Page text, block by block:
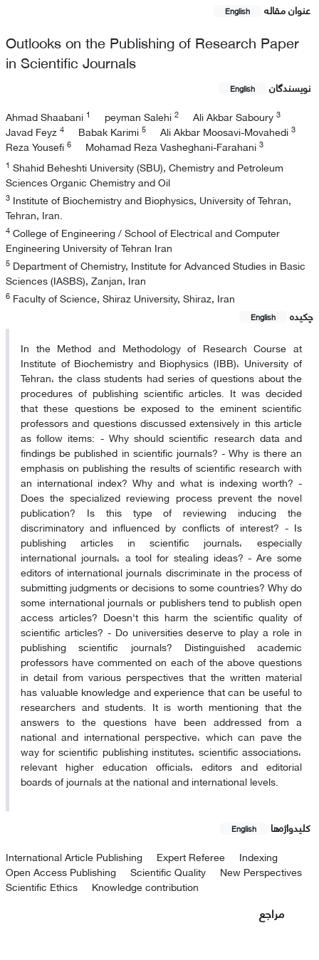
عنوان مقاله English
Outlooks on the Publishing of Research Paper
in Scientific Journals
نویسندگان English
Ahmad Shaabani 1 peyman Salehi 2 Ali Akbar Saboury 3
Javad Feyz 4 Babak Karimi 5 Ali Akbar Moosavi-Movahedi 3
Reza Yousefi 6 Mohamad Reza Vasheghani-Farahani 3
1 Shahid Beheshti University (SBU), Chemistry and Petroleum
Sciences Organic Chemistry and Oil
3 Institute of Biochemistry and Biophysics, University of Tehran,
Tehran, Iran.
4 College of Engineering / School of Electrical and Computer
Engineering University of Tehran Iran
5 Department of Chemistry, Institute for Advanced Studies in Basic
Sciences (IASBS), Zanjan, Iran
6 Faculty of Science, Shiraz University, Shiraz, Iran
چکیده
English
In the Method and Methodology of Research Course at
Institute of Biochemistry and Biophysics (IBB)، University of
Tehran، the class students had series of questions about the
procedures of publishing scientific articles. It was decided
that these questions be exposed to the eminent scientific
professors and questions discussed extensively in this article
as follow items: - Why should scientific research data and
findings be published in scientific journals? - Why is there an
emphasis on publishing the results of scientific research with
an international index? Why and what is indexing worth? -
Does the specialized reviewing process prevent the novel
publication? Is this type of reviewing inducing the
discriminatory and influenced by conflicts of interest? - Is
publishing articles in scientific journals، especially
international journals، a tool for stealing ideas? - Are some
editors of international journals discriminate in the process of
submitting judgments or decisions to some countries? Why do
some international journals or publishers tend to publish open
access articles? Doesn't this harm the scientific quality of
scientific articles? - Do universities deserve to play a role in
publishing scientific journals? Distinguished academic
professors have commented on each of the above questions
in detail from various perspectives that the written material
has valuable knowledge and experience that can be useful to
researchers and students. It is worth mentioning that the
answers to the questions have been addressed from a
national and international perspective، which can pave the
way for scientific publishing institutes، scientific associations،
relevant higher education officials، editors and editorial
boards of journals at the national and international levels.
کلیدواژه‌ها English
International Article Publishing Expert Referee
Indexing
Open Access Publishing
Scientific Quality
New Perspectives
Scientific Ethics
Knowledge contribution
مراجع